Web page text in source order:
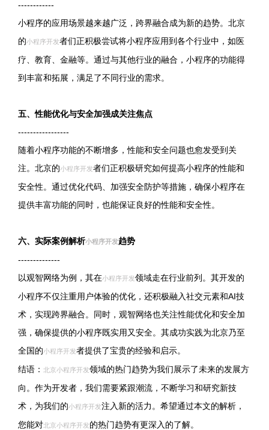
------------
小程序的应用场景越来越广泛，跨界融合成为新的趋势。北京
的小程序开发者们正积极尝试将小程序应用到各个行业中，如医
疗、教育、金融等。通过与其他行业的融合，小程序的功能得
到丰富和拓展，满足了不同行业的需求。
五、性能优化与安全加强成关注焦点
-----------------
随着小程序功能的不断增多，性能和安全问题也愈发受到关
注。北京的小程序开发者们正积极研究如何提高小程序的性能和
安全性。通过优化代码、加强安全防护等措施，确保小程序在
提供丰富功能的同时，也能保证良好的性能和安全性。
六、实际案例解析小程序开发趋势
--------------
以观智网络为例，其在小程序开发领域走在行业前列。其开发的
小程序不仅注重用户体验的优化，还积极融入社交元素和AI技
术，实现跨界融合。同时，观智网络也关注性能优化和安全加
强，确保提供的小程序既实用又安全。其成功实践为北京乃至
全国的小程序开发者提供了宝贵的经验和启示。
结语： 北京小程序开发领域的热门趋势为我们展示了未来的发展方
向。作为开发者，我们需要紧跟潮流，不断学习和研究新技
术，为我们的小程序开发注入新的活力。希望通过本文的解析，
您能对北京小程序开发的热门趋势有更深入的了解。